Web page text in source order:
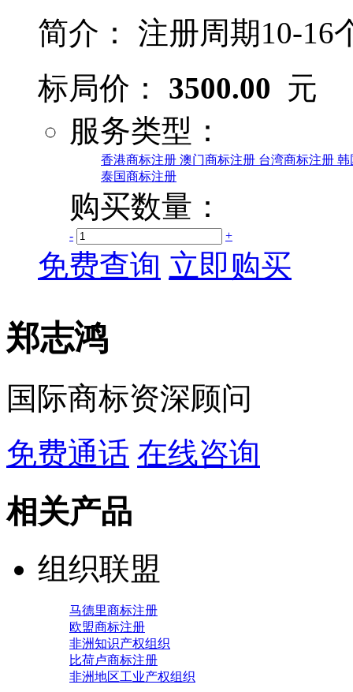
简介：
注册周期10-16
标局价：
3500.00 元
服务类型：
香港商标注册 澳门商标注册 台湾商标注册 韩
泰国商标注册
购买数量：
- +
免费查询 立即购买
郑志鸿
国际商标资深顾问
免费通话 在线咨询
相关产品
组织联盟
马德里商标注册
欧盟商标注册
非洲知识产权组织
比荷卢商标注册
非洲地区工业产权组织